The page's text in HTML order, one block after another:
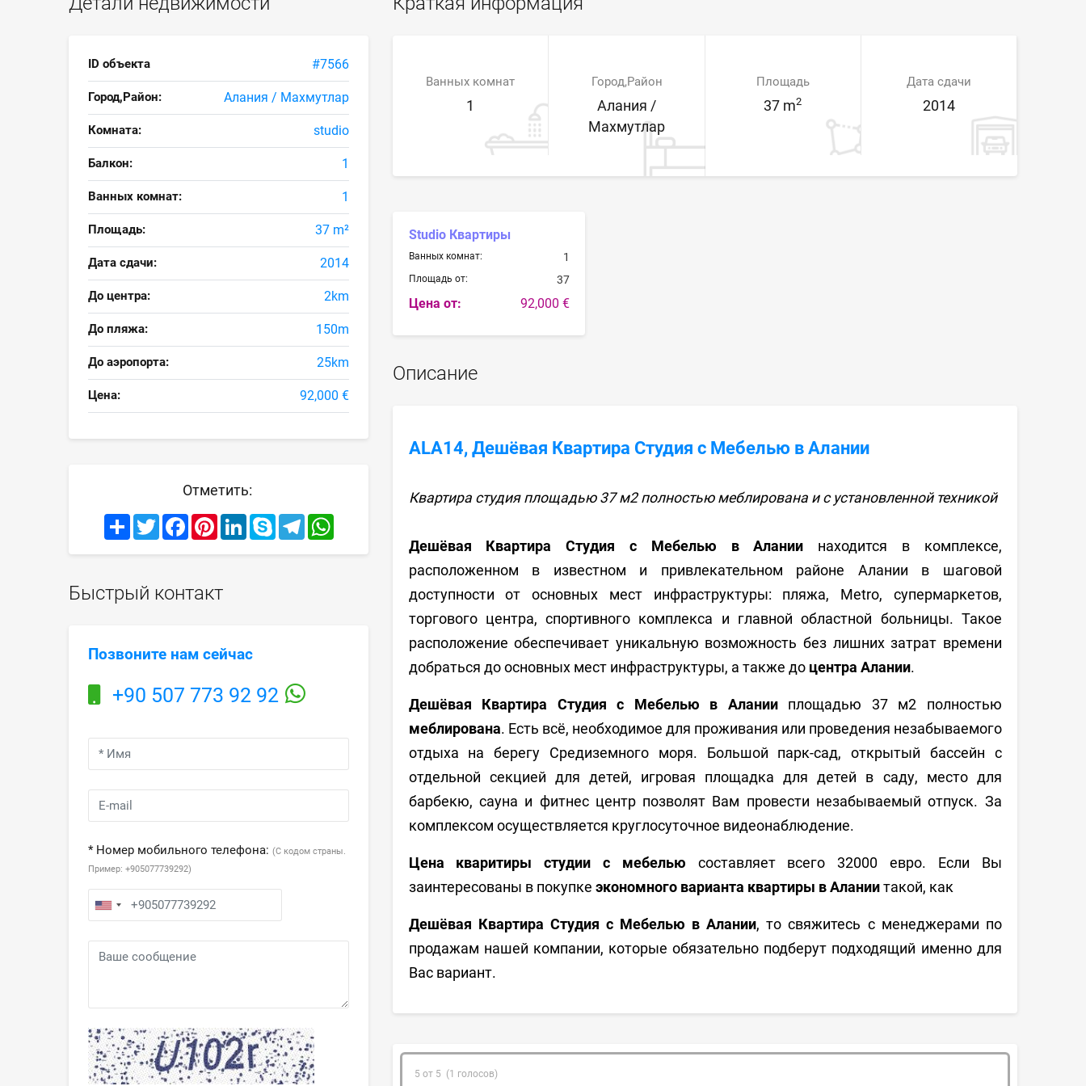
ID объекта #7566
Город,Район: Алания / Махмутлар
Комната: studio
Балкон: 1
Ванных комнат: 1
Площадь: 37 m²
Дата сдачи: 2014
До центра: 2km
До пляжа: 150m
До аэропорта: 25km
Цена: 92,000 €
Отметить:
ShareTwitterFacebookPinterestLinkedInSkypeTelegramWhatsApp
Быстрый контакт
Позвоните нам сейчас
+90 507 773 92 92
* Номер мобильного телефона: (С кодом страны.
Пример: +905077739292)
Ванных комнат
1
Город,Район
Алания /
Махмутлар
Площадь
37 m2
Дата сдачи
2014
Studio Квартиры
Ванных комнат: 1
Площадь от: 37
Цена от: 92,000 €
Описание
ALA14, Дешёвая Квартира Студия с Мебелью в Алании
Квартира студия площадью 37 м2 полностью меблирована и с установленной техникой
Дешёвая Квартира Студия с Мебелью в Алании находится в комплексе,
расположенном в известном и привлекательном районе Алании в шаговой
доступности от основных мест инфраструктуры: пляжа, Metro, супермаркетов,
торгового центра, спортивного комплекса и главной областной больницы. Такое
расположение обеспечивает уникальную возможность без лишних затрат времени
добраться до основных мест инфраструктуры, а также до центра Алании.
Дешёвая Квартира Студия с Мебелью в Аланииплощадью 37 м2 полностью
меблирована. Есть всё, необходимое для проживания или проведения незабываемого
отдыха на берегу Средиземного моря. Большой парк-сад, открытый бассейн с
отдельной секцией для детей, игровая площадка для детей в саду, место для
барбекю, сауна и фитнес центр позволят Вам провести незабываемый отпуск. За
комплексом осуществляется круглосуточное видеонаблюдение.
Цена кваритиры студии с мебелью составляет всего 32000 евро. Если Вы
заинтересованы в покупке экономного варианта квартиры в Аланиитакой, как
Дешёвая Квартира Студия с Мебелью в Алании, то свяжитесь с менеджерами по
продажам нашей компании, которые обязательно подберут подходящий именно для
Вас вариант.
5 от 5 (1 голосов)